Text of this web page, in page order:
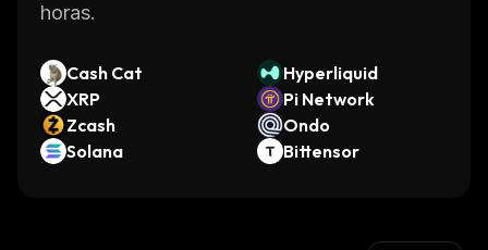
horas.
Cash Cat
Hyperliquid
XRP
Pi Network
Zcash
Ondo
Solana
Bittensor